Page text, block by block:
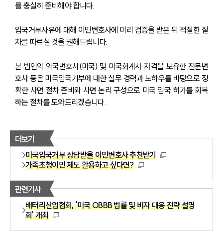
를 충실히 준비해야 합니다.
입국거부사유에 대해 이민변호사에 미리 검증을 받은 뒤 적절한 절
차를 따르실 것을 권해드립니다.
본 법인의 외국변호사(미국) 및 미국회계사 자격을 보유한 전문변
호사 등은 미국입국거부에 대한 실무 경력과 노하우를 바탕으로 정
확한 사면 절차 준비와 사면 논리 구성으로 미국 입국 허가를 회복
하는 절차를 도와드리겠습니다.
더보기
미국입국거부 상담받을 이민변호사 추천받기
가족초청이민 제도 활용하고 싶다면?
관련기사
배터리산업협회, '미국 OBBB 법률 및 비자 대응 전략 설명
회' 개최